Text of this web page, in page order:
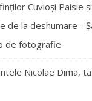
Cuvioși Paisie
de la deshumare -
de fotografie
Nicolae Dima,